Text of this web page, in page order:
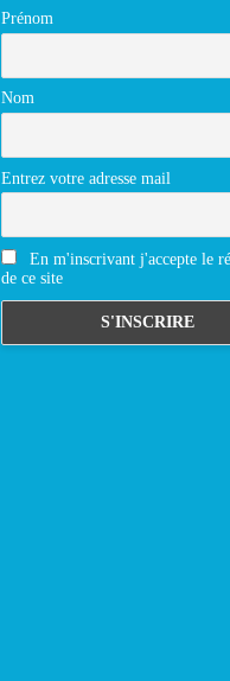
Prénom
Nom
Entrez votre adresse mail
En m'inscrivant j'accepte le
de ce site